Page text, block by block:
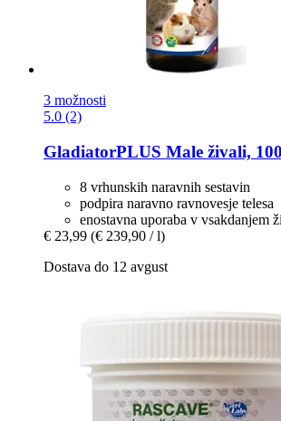
3 možnosti
5.0 (2)
GladiatorPLUS Male živali,
8 vrhunskih naravnih sestavin
podpira naravno ravnovesje telesa
enostavna uporaba v vsakdanjem
€ 23,99 (€ 239,90 / l)
Dostava do 12 avgust